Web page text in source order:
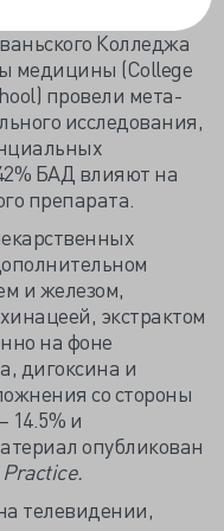
а врач не
Колледжа
медицины (College
провели мета-
исследования,
БАД влияют на
препарата.
и железом,
экстрактом
на фоне
дигоксина и
со стороны
14.5% и
опубликован
телевидении,